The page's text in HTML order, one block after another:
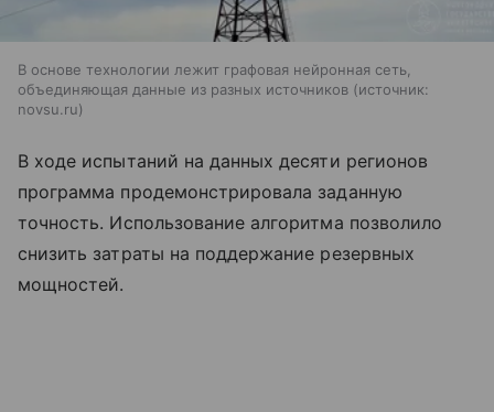
В основе технологии лежит графовая нейронная сеть,
объединяющая данные из разных источников
источник:
novsu.ru
В ходе испытаний на данных десяти регионов
программа продемонстрировала заданную
точность. Использование алгоритма позволило
снизить затраты на поддержание резервных
мощностей.